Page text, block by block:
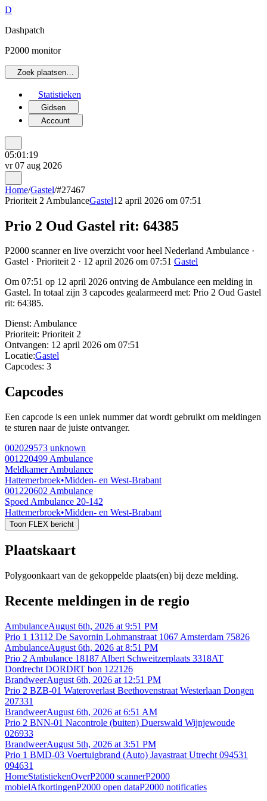
D
Dashpatch
P2000 monitor
Zoek plaatsen…
Statistieken
Gidsen
Account
05:01:19
vr 07 aug 2026
Home/Gastel/#27467
Prioriteit 2 AmbulanceGastel12 april 2026 om 07:51
Prio 2 Oud Gastel rit: 64385
P2000 scanner en live overzicht voor heel Nederland Ambulance ·
Gastel · Prioriteit 2 · 12 april 2026 om 07:51 Gastel
Om 07:51 op 12 april 2026 ontving de Ambulance een melding in
Gastel. In totaal zijn 3 capcodes gealarmeerd met: Prio 2 Oud Gastel
rit: 64385.
Dienst: Ambulance
Prioriteit: Prioriteit 2
Ontvangen: 12 april 2026 om 07:51
Locatie:Gastel
Capcodes: 3
Capcodes
Een capcode is een uniek nummer dat wordt gebruikt om meldingen
te sturen naar de juiste ontvanger.
002029573 unknown
001220499 Ambulance
Meldkamer Ambulance
Hattemerbroek•Midden- en West-Brabant
001220602 Ambulance
Spoed Ambulance 20-142
Hattemerbroek•Midden- en West-Brabant
Toon FLEX bericht
Plaatskaart
Polygoonkaart van de gekoppelde plaats(en) bij deze melding.
Recente meldingen in de regio
AmbulanceAugust 6th, 2026 at 9:51 PM
Prio 1 13112 De Savornin Lohmanstraat 1067 Amsterdam 75826
AmbulanceAugust 6th, 2026 at 8:51 PM
Prio 2 Ambulance 18187 Albert Schweitzerplaats 3318AT
Dordrecht DORDRT bon 122126
BrandweerAugust 6th, 2026 at 12:51 PM
Prio 2 BZB-01 Wateroverlast Beethovenstraat Westerlaan Dongen
207331
BrandweerAugust 6th, 2026 at 6:51 AM
Prio 2 BNN-01 Nacontrole (buiten) Duerswald Wijnjewoude
026933
BrandweerAugust 5th, 2026 at 3:51 PM
Prio 1 BMD-03 Voertuigbrand (Auto) Javastraat Utrecht 094531
094631
HomeStatistiekenOverP2000 scannerP2000
mobielAfkortingenP2000 open dataP2000 notificaties